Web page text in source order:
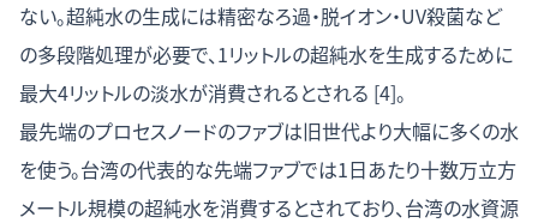
ない。超純水の生成には精密なろ過・脱イオン・UV殺菌など
の多段階処理が必要で、1リットルの超純水を生成するために
最大4リットルの淡水が消費されるとされる [4]。
最先端のプロセスノードのファブは旧世代より大幅に多くの水
を使う。台湾の代表的な先端ファブでは1日あたり十数万立方
メートル規模の超純水を消費するとされており、台湾の水資源